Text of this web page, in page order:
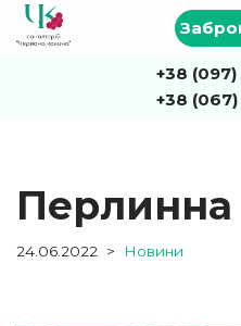
+38
+38
Перлинна
24.06.2022 Новини